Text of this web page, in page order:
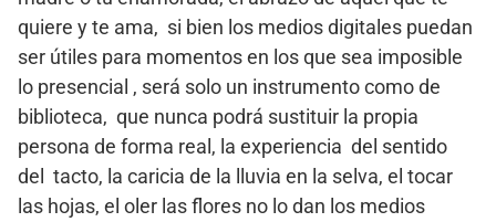
quiere y te ama, si bien los medios digitales puedan
ser útiles para momentos en los que sea imposible
lo presencial , será solo un instrumento como de
biblioteca, que nunca podrá sustituir la propia
persona de forma real, la experiencia del sentido
del tacto, la caricia de la lluvia en la selva, el tocar
las hojas, el oler las flores no lo dan los medios